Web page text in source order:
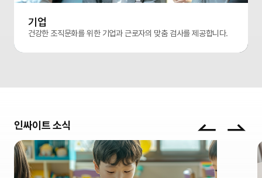
기업
건강한 조직문화를 위한 기업과 근로자의 맞춤 검사를 제공합니다.
인싸이트 소식
영유아 대상 심리검사 이미지